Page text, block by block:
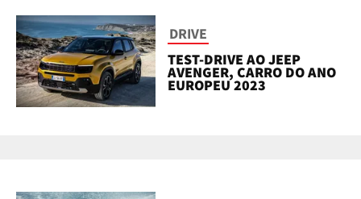
DRIVE
TEST-DRIVE AO JEEP
AVENGER, CARRO DO ANO
EUROPEU 2023